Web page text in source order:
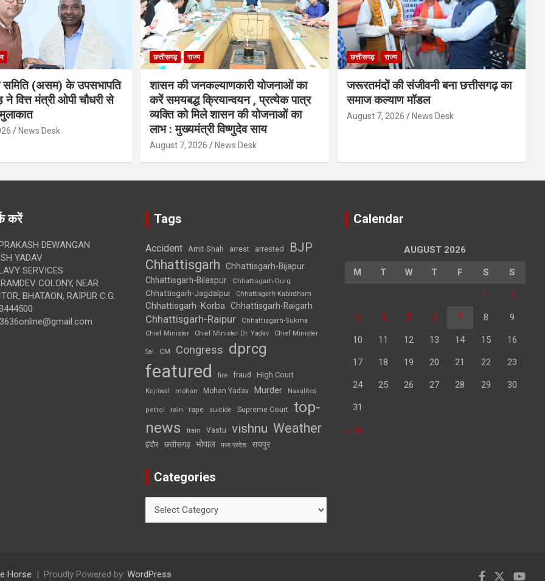
समिति (असम) के उपसभापति
ने वित्त मंत्री ओपी चौधरी से
News Desk
छत्तीसगढ़ राज्य
शासन की जनकल्याणकारी योजनाओं का
करें समयबद्ध क्रियान्वयन , प्रत्येक पात्र
व्यक्ति को मिले शासन की योजनाओं का
लाभ : मुख्यमंत्री विष्णुदेव साय
August 7, 2026 News Desk
छत्तीसगढ़ राज्य
जरूरतमंदों की संजीवनी बना छत्तीसगढ़ का
समाज कल्याण मॉडल
August 7, 2026 News Desk
करें
DEWANGAN
YADAV
SERVICES
COLONY, NEAR
BHATAON, RAIPUR C.G.
Tags
Accident Amit Shah arrest arrested BJP
Chhattisgarh
Chhattisgarh-Bijapur
Chhattisgarh-Bilaspur
Chhattisgarh-Durg
Chhattisgarh-Jagdalpur Chhattisgarh-Kabirdham
Chhattisgarh-Korba Chhattisgarh-Raigarh
Chhattisgarh-Raipur
Chhattisgarh-Sukma
Chief Minister
Chief Minister Dr. Yadav Chief Minister
Sai CM Congress dprcg
featured fire fraud High Court
Kejriwal mohan Mohan Yadav Murder Naxalites
petrol rain rape suicide Supreme Court top-
news
train Vastu vishnu Weather
इंदौर छत्तीसगढ़ भोपाल मध्य प्रदेश रायपुर
Categories
Calendar
AUGUST 2026
M T W T F S S
1 2
3 4 5 6 7 8 9
10 11 12 13 14 15 16
17 18 19 20 21 22 23
24 25 26 27 28 29 30
31
« Jul
Horse Proudly Powered by: WordPress